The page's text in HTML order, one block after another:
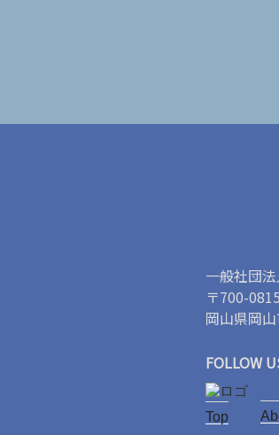
一般社団
〒700-0815
岡山県岡
FOLLOW
Top